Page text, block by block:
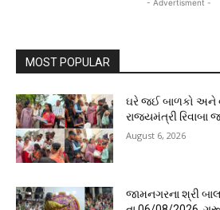
- Advertisment -
MOST POPULAR
ઘરે જઈ બાળકો અને
રાજ્યમંત્રી રિવાબા
August 6, 2026
જામનગરના શ્રી